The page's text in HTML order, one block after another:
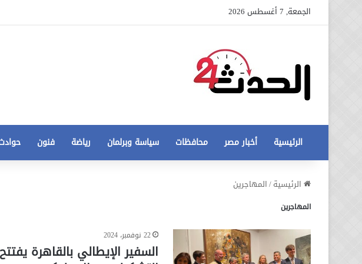
الجمعة, 7 أغسطس 2026
الرئيسية أخبار مصر محافظات سياسة وبرلمان رياضة فنون
الرئيسية/المهاجرين
المهاجرين
22 نوفمبر، 2024
السفير الإيطالي بالقاهرة
أزمة
مخالفات
البناء
12 أغسطس، 2020
عاجل تطورات جديدة في أزمة مخالفات
الي
50